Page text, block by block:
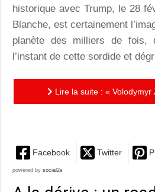
historique avec Trump, le 28
Blanche, est certainement
planète des milliers de fois,
l’instant de cette sordide et
Lire la suite : « Volodymyr
Facebook Twitter
powered by social2s